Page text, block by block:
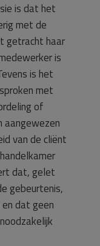
is dat het
met de
getracht haar
is
is het
met
of
van de cliënt
dat, gelet
gebeurtenis,
dat geen